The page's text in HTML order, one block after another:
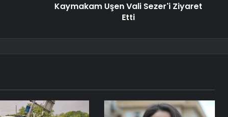
Kaymakam Uşen Vali Sezer'i Ziyaret
Etti